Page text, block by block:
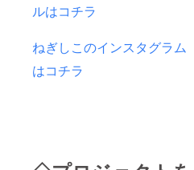
ルはコチラ
ねぎしこのインスタグラム
はコチラ